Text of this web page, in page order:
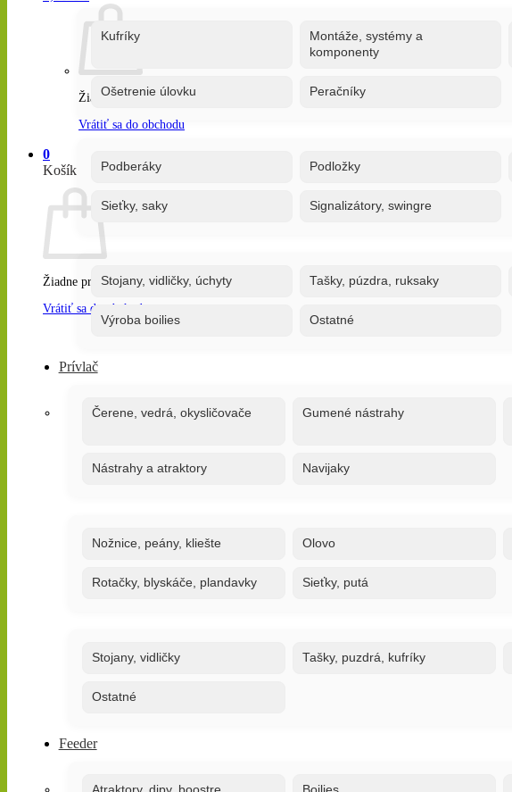
Žiadne produkty v košíku.
Vrátiť sa do obchodu
0
Košík
Žiadne produkty v košíku.
Vrátiť sa do obchodu
Kufríky
Montáže, systémy a
komponenty
Ošetrenie úlovku Peračníky
Podberáky Podložky
Sieťky, saky Signalizátory, swingre
Stojany, vidličky, úchyty Tašky, púzdra, ruksaky
Výroba boilies Ostatné
Prívlač
Čerene, vedrá, okysličovače Gumené nástrahy
Nástrahy a atraktory Navijaky
Nožnice, peány, kliešte Olovo
Rotačky, blyskáče, plandavky Sieťky, putá
Stojany, vidličky Tašky, puzdrá, kufríky
Ostatné
Feeder